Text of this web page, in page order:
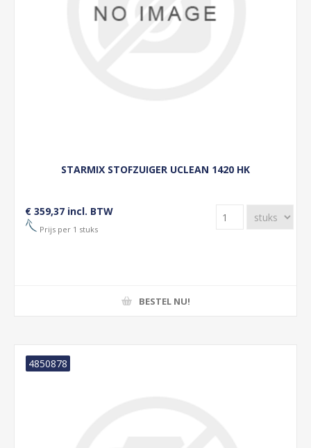
STARMIX STOFZUIGER UCLEAN 1420 HK
€ 359,37 incl. BTW
Prijs per 1 stuks
BESTEL NU!
4850878